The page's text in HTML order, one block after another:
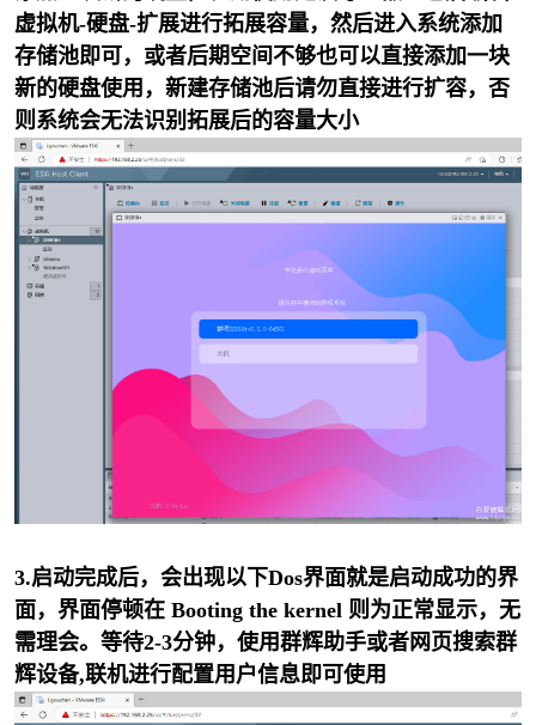
虚拟机-硬盘-扩展进行拓展容量，然后进入系统添加
存储池即可，或者后期空间不够也可以直接添加一块
新的硬盘使用，新建存储池后请勿直接进行扩容，否
则系统会无法识别拓展后的容量大小
3.启动完成后，会出现以下Dos界面就是启动成功的界
面，界面停顿在 Booting the kernel 则为正常显示，无
需理会。 等待2-3分钟，使用群辉助手或者网页搜索群
辉设备,联机进行配置用户信息即可使用